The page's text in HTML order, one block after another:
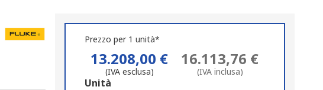
Prezzo per 1 unità*
13.208,00 €
(IVA esclusa)
16.113,76 €
(IVA inclusa)
Add
Unità